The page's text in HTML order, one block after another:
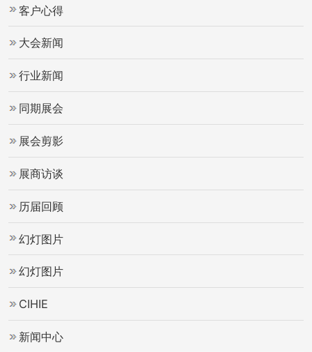
客户心得
大会新闻
行业新闻
同期展会
展会剪影
展商访谈
历届回顾
幻灯图片
幻灯图片
CIHIE
新闻中心